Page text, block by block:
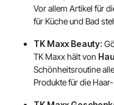
Vor allem Artikel für
für Küche und Bad
TK Maxx Beauty:
TK Maxx hält von
Schönheitsroutine
Produkte für die